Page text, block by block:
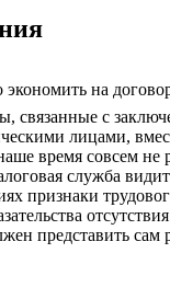
на
связанные с
лицами,
время совсем не
служба
признаки
представить сам